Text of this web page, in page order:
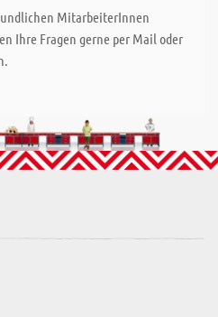
MitarbeiterInnen
Ihre Fragen gerne per Mail oder